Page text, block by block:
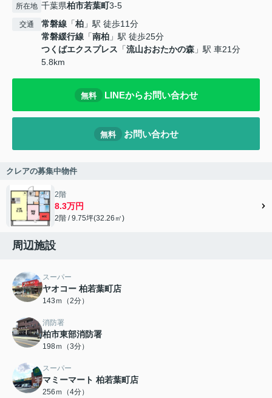
所在地 千葉県柏市若葉町3-5
交通 常磐線 「柏 」駅 徒歩11分
常磐緩行線 「南柏 」駅 徒歩25分
つくばエクスプレス 「流山おおたかの森 」駅 車21分
5.8km
無料 LINEからお問い合わせ
無料 お問い合わせ
クレアの募集中物件
2階
8.3万円
2階 / 9.75坪(32.26㎡)
周辺施設
スーパー
ヤオコー 柏若葉町店
143ｍ（2分）
消防署
柏市東部消防署
198ｍ（3分）
スーパー
マミーマート 柏若葉町店
256ｍ（4分）